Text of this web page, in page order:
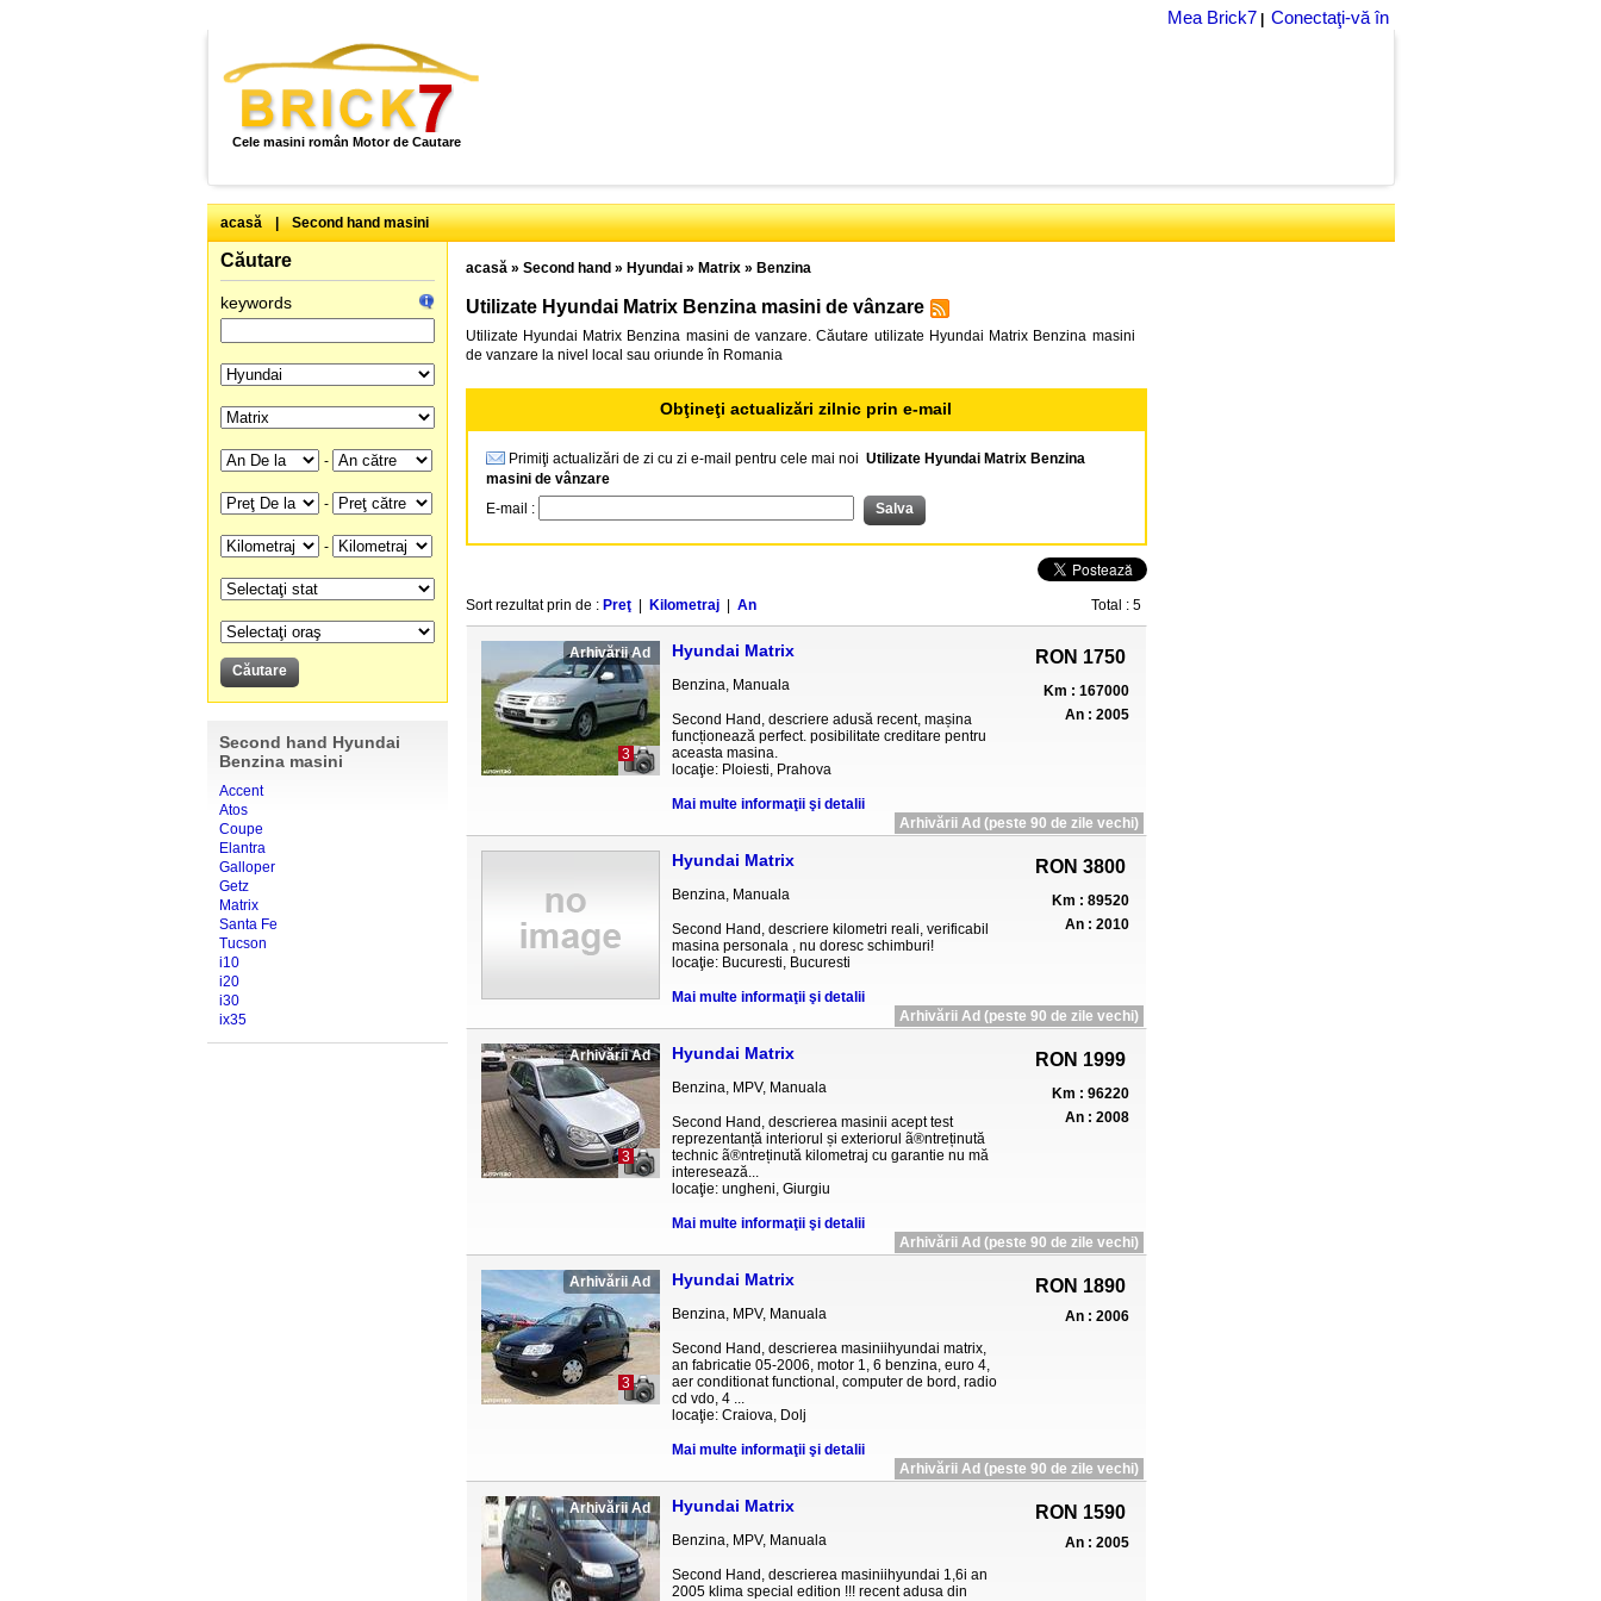
Mea Brick7 Conectaţi-vă în
Cele masini român Motor de Cautare
acasă | Second hand masini
Căutare
keywords
-
-
-
Second hand Hyundai
Benzina masini
Accent
Atos
Coupe
Elantra
Galloper
Getz
Matrix
Santa Fe
Tucson
i10
i20
i30
ix35
acasă» Second hand » Hyundai» Matrix» Benzina
Utilizate Hyundai Matrix Benzina masini de vânzare
Utilizate Hyundai Matrix Benzina masini de vanzare. Căutare utilizate Hyundai Matrix Benzina masini
de vanzare la nivel local sau oriunde în Romania
Obţineţi actualizări zilnic prin e-mail
Primiţi actualizări de zi cu zi e-mail pentru cele mai noi Utilizate Hyundai Matrix Benzina
masini de vânzare
E-mail :
Sort rezultat prin de : Preţ| Kilometraj| An Total : 5
Arhivării Ad
3
Hyundai Matrix
Benzina, Manuala
Second Hand, descriere adusă recent, mașina
funcționează perfect. posibilitate creditare pentru
aceasta masina.
locaţie: Ploiesti, Prahova
Mai multe informaţii şi detalii
RON 1750
Km : 167000
An : 2005
Arhivării Ad (peste 90 de zile vechi)
Hyundai Matrix
Benzina, Manuala
Second Hand, descriere kilometri reali, verificabil
masina personala , nu doresc schimburi!
locaţie: Bucuresti, Bucuresti
Mai multe informaţii şi detalii
RON 3800
Km : 89520
An : 2010
Arhivării Ad (peste 90 de zile vechi)
Arhivării Ad
3
Hyundai Matrix
Benzina, MPV, Manuala
Second Hand, descrierea masinii acept test
reprezentanță interiorul și exteriorul ã®ntreținută
technic ã®ntreținută kilometraj cu garantie nu mă
interesează...
locaţie: ungheni, Giurgiu
Mai multe informaţii şi detalii
RON 1999
Km : 96220
An : 2008
Arhivării Ad (peste 90 de zile vechi)
Arhivării Ad
3
Hyundai Matrix
Benzina, MPV, Manuala
Second Hand, descrierea masiniihyundai matrix,
an fabricatie 05-2006, motor 1, 6 benzina, euro 4,
aer conditionat functional, computer de bord, radio
cd vdo, 4 ...
locaţie: Craiova, Dolj
Mai multe informaţii şi detalii
RON 1890
An : 2006
Arhivării Ad (peste 90 de zile vechi)
Arhivării Ad Hyundai Matrix
Benzina, MPV, Manuala
Second Hand, descrierea masiniihyundai 1,6i an
2005 klima special edition !!! recent adusa din
RON 1590
An : 2005